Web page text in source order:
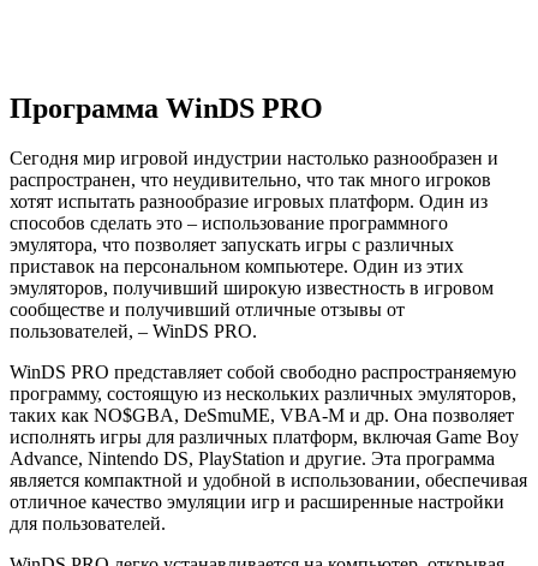
Программа WinDS PRO
Сегодня мир игровой индустрии настолько разнообразен и
распространен, что неудивительно, что так много игроков
хотят испытать разнообразие игровых платформ. Один из
способов сделать это – использование программного
эмулятора, что позволяет запускать игры с различных
приставок на персональном компьютере. Один из этих
эмуляторов, получивший широкую известность в игровом
сообществе и получивший отличные отзывы от
пользователей, – WinDS PRO.
WinDS PRO представляет собой свободно распространяемую
программу, состоящую из нескольких различных эмуляторов,
таких как NO$GBA, DeSmuME, VBA-M и др. Она позволяет
исполнять игры для различных платформ, включая Game Boy
Advance, Nintendo DS, PlayStation и другие. Эта программа
является компактной и удобной в использовании, обеспечивая
отличное качество эмуляции игр и расширенные настройки
для пользователей.